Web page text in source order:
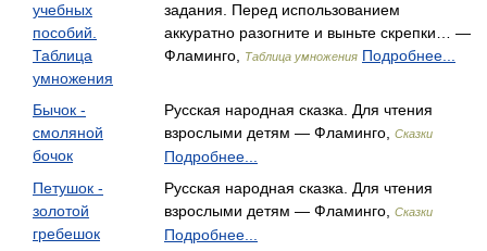
учебных
пособий.
Таблица
умножения
задания. Перед использованием
аккуратно разогните и выньте скрепки… —
Фламинго,
Таблица умножения Подробнее...
Бычок -
смоляной
бочок
Русская народная сказка. Для чтения
взрослыми детям — Фламинго,
Сказки
Подробнее...
Петушок -
золотой
гребешок
Русская народная сказка. Для чтения
взрослыми детям — Фламинго,
Сказки
Подробнее...